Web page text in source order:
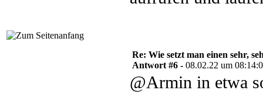
Re: Wie setzt man einen sehr,
Antwort #6 - 08.02.22 um
@Armin in etwa